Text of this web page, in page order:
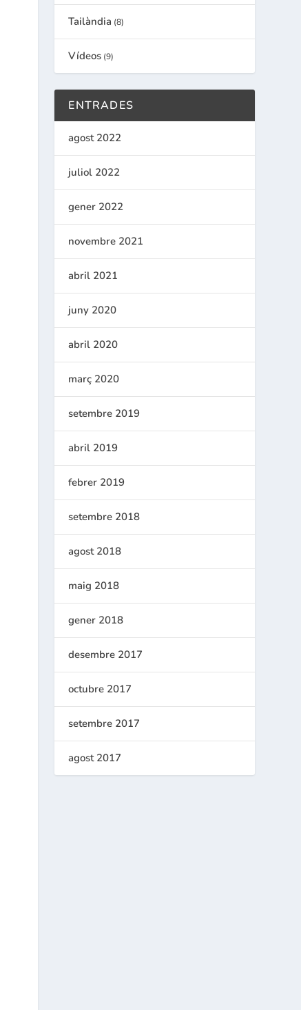
Tailàndia (8)
Vídeos (9)
ENTRADES
agost 2022
juliol 2022
gener 2022
novembre 2021
abril 2021
juny 2020
abril 2020
març 2020
setembre 2019
abril 2019
febrer 2019
setembre 2018
agost 2018
maig 2018
gener 2018
desembre 2017
octubre 2017
setembre 2017
agost 2017